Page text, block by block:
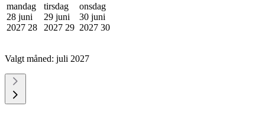
mandag
28 juni
2027 28
tirsdag
29 juni
2027 29
onsdag
30 juni
2027 30
Valgt måned: juli 2027